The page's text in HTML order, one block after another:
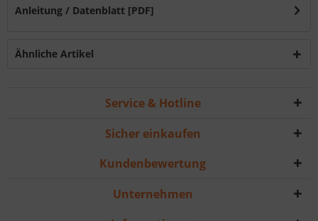
Anleitung / Datenblatt [PDF]
Ähnliche Artikel
Service & Hotline
Sicher einkaufen
Kundenbewertung
Unternehmen